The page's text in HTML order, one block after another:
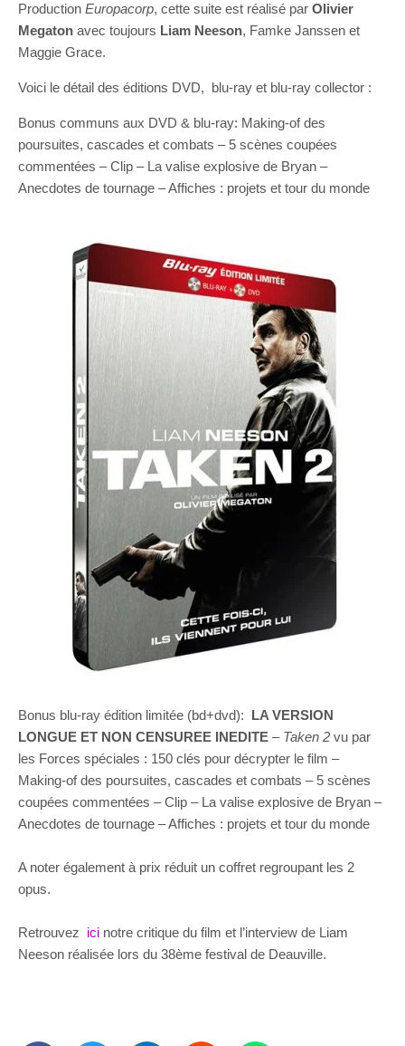
Production Europacorp, cette suite est réalisé par Olivier
Megaton avec toujours Liam Neeson, Famke Janssen et
Maggie Grace.
Voici le détail des éditions DVD, blu-ray et blu-ray collector :
Bonus communs aux DVD & blu-ray: Making-of des
poursuites, cascades et combats – 5 scènes coupées
commentées – Clip – La valise explosive de Bryan –
Anecdotes de tournage – Affiches : projets et tour du monde
Bonus blu-ray édition limitée (bd+dvd):
LA VERSION
LONGUE ET NON CENSUREE INEDITE – Taken 2 vu par
les Forces spéciales : 150 clés pour décrypter le film –
Making-of des poursuites, cascades et combats – 5 scènes
coupées commentées – Clip – La valise explosive de Bryan –
Anecdotes de tournage – Affiches : projets et tour du monde
A noter également à prix réduit un coffret regroupant les 2
opus.
Retrouvez ici notre critique du film et l’interview de Liam
Neeson réalisée lors du 38ème festival de Deauville.